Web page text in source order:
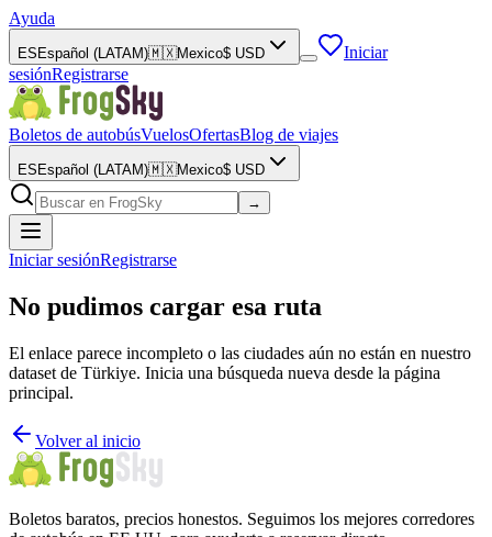
Ayuda
ES Español (LATAM)🇲🇽Mexico$ USD
Iniciar
sesiónRegistrarse
Boletos de autobúsVuelosOfertasBlog de viajes
ES Español (LATAM)🇲🇽Mexico$ USD
→
Iniciar sesiónRegistrarse
No pudimos cargar esa ruta
El enlace parece incompleto o las ciudades aún no están en nuestro
dataset de Türkiye. Inicia una búsqueda nueva desde la página
principal.
Volver al inicio
Boletos baratos, precios honestos. Seguimos los mejores corredores